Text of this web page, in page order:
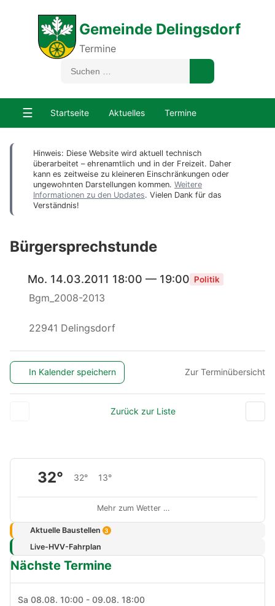
Gemeinde Delingsdorf
Termine
☰ Startseite Aktuelles Termine
Hinweis: Diese Website wird aktuell technisch
überarbeitet – ehrenamtlich und in der Freizeit. Daher
kann es zeitweise zu kleineren Einschränkungen oder
ungewohnten Darstellungen kommen. Weitere
Informationen zu den Updates. Vielen Dank für das
Verständnis!
Bürgersprechstunde
Mo. 14.03.2011 18:00 — 19:00 Politik
Bgm_2008-2013
22941 Delingsdorf
In Kalender speichern Zur Terminübersicht
Zurück zur Liste
32° 32° 13°
Mehr zum Wetter …
Aktuelle Baustellen 3
Live-HVV-Fahrplan
Nächste Termine
Sa 08.08. 10:00 - 09.08. 18:00